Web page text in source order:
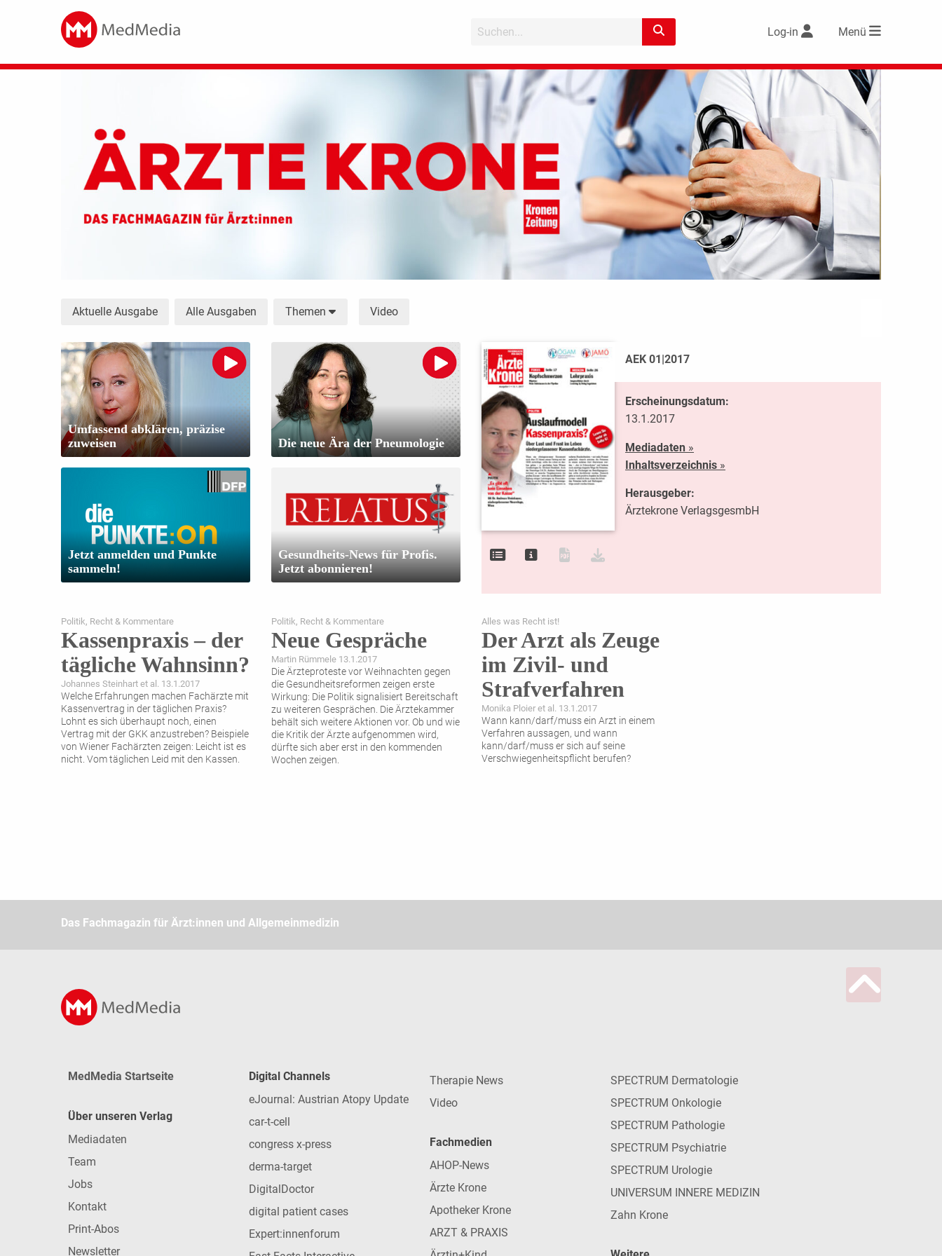
Log-in Menü
Aktuelle Ausgabe Alle Ausgaben Themen Video
Umfassend abklären, präzise
zuweisen
Die neue Ära der Pneumologie
Jetzt anmelden und Punkte
sammeln!
Gesundheits-News für Profis.
Jetzt abonnieren!
AEK 01|2017
Erscheinungsdatum:
13.1.2017
Mediadaten»
Inhaltsverzeichnis»
Herausgeber:
Ärztekrone VerlagsgesmbH
Politik, Recht & Kommentare
Kassenpraxis – der
tägliche Wahnsinn?
Johannes Steinhart et al. 13.1.2017
Welche Erfahrungen machen Fachärzte mit
Kassenvertrag in der täglichen Praxis?
Lohnt es sich überhaupt noch, einen
Vertrag mit der GKK anzustreben? Beispiele
von Wiener Fachärzten zeigen: Leicht ist es
nicht. Vom täglichen Leid mit den Kassen.
Politik, Recht & Kommentare
Neue Gespräche
Martin Rümmele 13.1.2017
Die Ärzteproteste vor Weihnachten gegen
die Gesundheitsreformen zeigen erste
Wirkung: Die Politik signalisiert Bereitschaft
zu weiteren Gesprächen. Die Ärztekammer
behält sich weitere Aktionen vor. Ob und wie
die Kritik der Ärzte aufgenommen wird,
dürfte sich aber erst in den kommenden
Wochen zeigen.
Alles was Recht ist!
Der Arzt als Zeuge
im Zivil- und
Strafverfahren
Monika Ploier et al. 13.1.2017
Wann kann/darf/muss ein Arzt in einem
Verfahren aussagen, und wann
kann/darf/muss er sich auf seine
Verschwiegenheitspflicht berufen?
Das Fachmagazin für Ärzt:innen und Allgemeinmedizin
MedMedia Startseite
Über unseren Verlag
Mediadaten
Team
Jobs
Kontakt
Print-Abos
Newsletter
Digital Channels
eJournal: Austrian Atopy Update
car-t-cell
congress x-press
derma-target
DigitalDoctor
digital patient cases
Expert:innenforum
Therapie News
Video
Fachmedien
AHOP-News
Ärzte Krone
Apotheker Krone
ARZT & PRAXIS
SPECTRUM Dermatologie
SPECTRUM Onkologie
SPECTRUM Pathologie
SPECTRUM Psychiatrie
SPECTRUM Urologie
UNIVERSUM INNERE MEDIZIN
Zahn Krone